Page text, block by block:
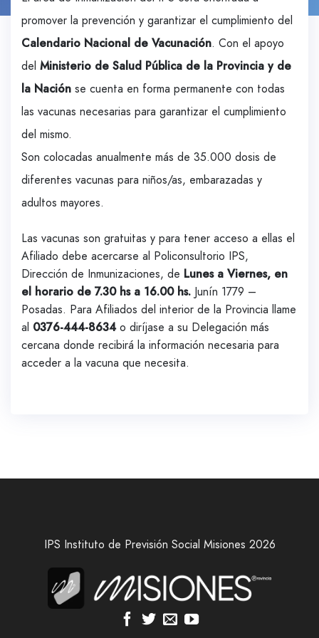
promover la prevención y garantizar el cumplimiento del
Calendario Nacional de Vacunación. Con el apoyo
del Ministerio de Salud Pública de la Provincia y de
la Nación se cuenta en forma permanente con todas
las vacunas necesarias para garantizar el cumplimiento
del mismo.
Son colocadas anualmente más de 35.000 dosis de
diferentes vacunas para niños/as, embarazadas y
adultos mayores.
Las vacunas son gratuitas y para tener acceso a ellas el
Afiliado debe acercarse al Policonsultorio IPS,
Dirección de Inmunizaciones, de Lunes a Viernes, en
el horario de 7.30 hs a 16.00 hs. Junín 1779 –
Posadas. Para Afiliados del interior de la Provincia llame
al 0376-444-8634o diríjase a su Delegación más
cercana donde recibirá la información necesaria para
acceder a la vacuna que necesita.
IPS Instituto de Previsión Social Misiones 2026